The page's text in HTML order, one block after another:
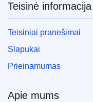
Teisinė informacija
Teisiniai pranešimai
Slapukai
Prieinamumas
Apie mums